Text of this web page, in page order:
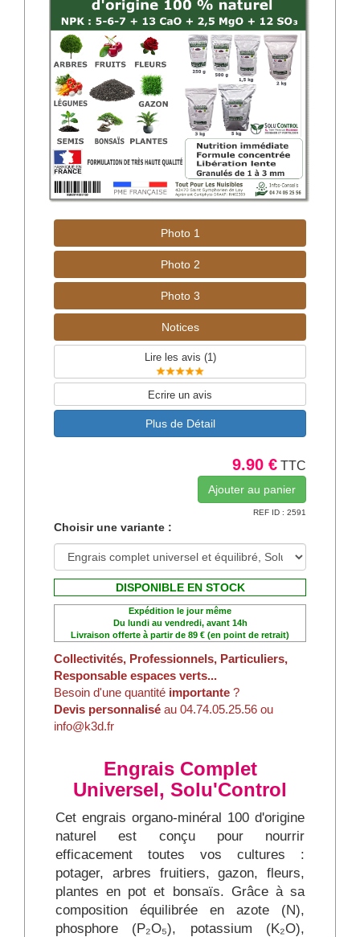
Photo 1
Photo 2
Photo 3
Notices
Lire les avis (1)
Ecrire un avis
Plus de Détail
9.90 € TTC
REF ID : 2591
Choisir une variante :
DISPONIBLE EN STOCK
Expédition le jour même
Du lundi au vendredi, avant 14h
Livraison offerte à partir de 89 € (en point de retrait)
Collectivités, Professionnels, Particuliers,
Responsable espaces verts...
Besoin d'une quantité importante ?
Devis personnalisé au 04.74.05.25.56 ou
info@k3d.fr
Engrais Complet
Universel, Solu'Control
Cet engrais organo-minéral 100 d'origine
naturel est conçu pour nourrir
efficacement toutes vos cultures :
potager, arbres fruitiers, gazon, fleurs,
plantes en pot et bonsaïs. Grâce à sa
composition équilibrée en azote (N),
phosphore (P₂O₅), potassium (K₂O),